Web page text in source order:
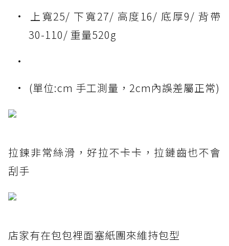
上寬25/ 下寬27/ 高度16/ 底厚9/ 背帶
30-110/ 重量520g
(單位:cm 手工測量，2cm內誤差屬正常)
拉鍊非常絲滑，好拉不卡卡，拉鏈齒也不會
刮手
店家有在包包裡面塞紙團來維持包型